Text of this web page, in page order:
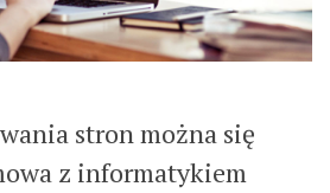
stron można się
z informatykiem